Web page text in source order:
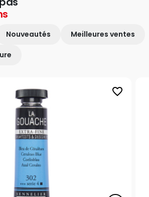
Nouveautés Meilleures ventes
favorite_border